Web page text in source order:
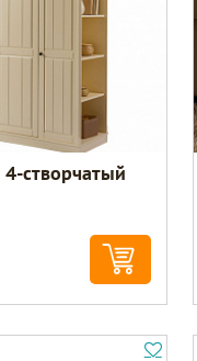
створчатый